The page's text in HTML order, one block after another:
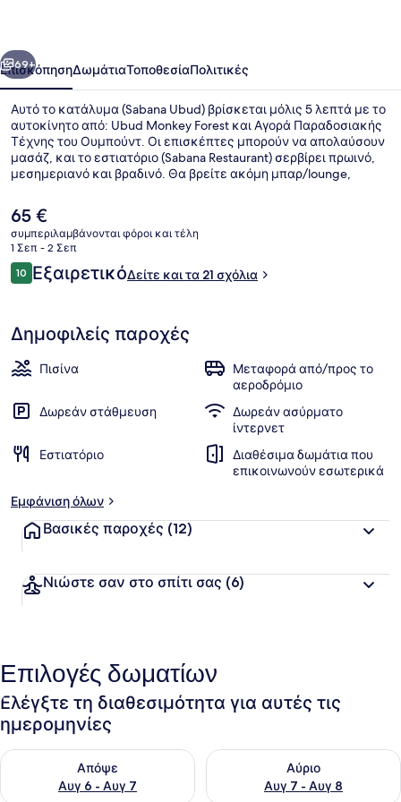
Επόμενο
69+
ΕπισκόπησηΔωμάτιαΤοποθεσίαΠολιτικές
Αυτό το κατάλυμα (Sabana Ubud) βρίσκεται μόλις 5 λεπτά με το
αυτοκίνητο από: Ubud Monkey Forest και Αγορά Παραδοσιακής
Τέχνης του Ουμπούντ. Οι επισκέπτες μπορούν να απολαύσουν
μασάζ, και το εστιατόριο (Sabana Restaurant) σερβίρει πρωινό,
μεσημεριανό και βραδινό. Θα βρείτε ακόμη μπαρ/lounge,
Η
τρέχουσα
τιμή
είναι
65 €
65 €
συμπεριλαμβάνονται φόροι και τέλη
1 Σεπ - 2 Σεπ
Σχόλια
1010 στα 10
ΕξαιρετικόΔείτε και τα 21 σχόλια
Δημοφιλείς παροχές
Πισίνα
Μεταφορά από/προς το
αεροδρόμιο
Δωρεάν στάθμευση
Δωρεάν ασύρματο
ίντερνετ
Εστιατόριο
Διαθέσιμα δωμάτια που
επικοινωνούν εσωτερικά
Εμφάνιση όλων
Βασικές παροχές (12)
Νιώστε σαν στο σπίτι σας (6)
Επιλογές δωματίων
Ελέγξτε τη διαθεσιμότητα για αυτές τις
ημερομηνίες
Απόψε
Αυγ 6 - Αυγ 7
Έλεγχος διαθεσιμότητας για απόψε Αυγ 6 - Αυγ 7
Αύριο
Αυγ 7 - Αυγ 8
Έλεγχος διαθεσιμότητας